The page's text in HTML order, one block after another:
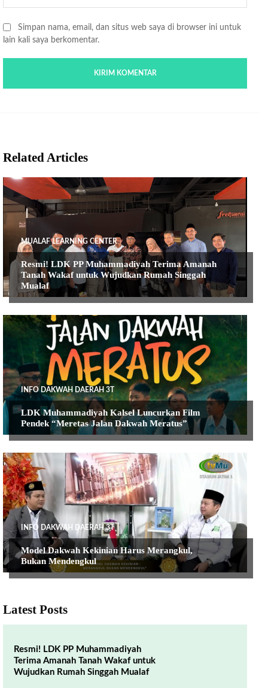
Simpan nama, email, dan situs web saya di browser ini untuk
lain kali saya berkomentar.
Related Articles
MUALAF LEARNING CENTER
Resmi! LDK PP Muhammadiyah Terima Amanah
Tanah Wakaf untuk Wujudkan Rumah Singgah
Mualaf
INFO DAKWAH DAERAH 3T
LDK Muhammadiyah Kalsel Luncurkan Film
Pendek “Meretas Jalan Dakwah Meratus”
INFO DAKWAH DAERAH 3T
Model Dakwah Kekinian Harus Merangkul,
Bukan Mendengkul
Latest Posts
Resmi! LDK PP Muhammadiyah
Terima Amanah Tanah Wakaf untuk
Wujudkan Rumah Singgah Mualaf